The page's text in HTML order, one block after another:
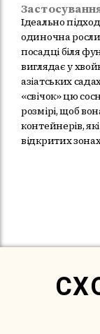
Ідеально
одиночна
посадці біля
виглядає у
азіатських
«свічок» цю
розмірі, щоб
контейнерів,
відкритих